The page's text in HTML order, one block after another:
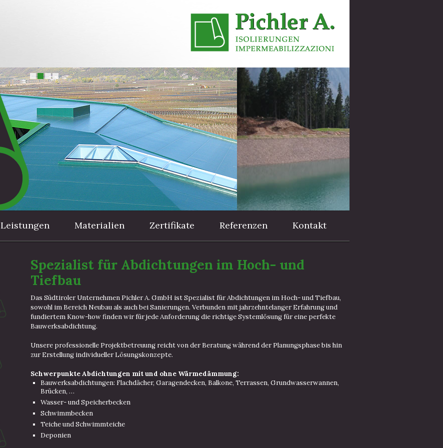
Leistungen Materialien Zertifikate Referenzen Kontakt
Spezialist für Abdichtungen im Hoch- und
Tiefbau
Das Südtiroler Unternehmen Pichler A. GmbH ist Spezialist für Abdichtungen im Hoch- und Tiefbau,
sowohl im Bereich Neubau als auch bei Sanierungen. Verbunden mit jahrzehntelanger Erfahrung und
fundiertem Know-how finden wir für jede Anforderung die richtige Systemlösung für eine perfekte
Bauwerksabdichtung.
Unsere professionelle Projektbetreuung reicht von der Beratung während der Planungsphase bis hin
zur Erstellung individueller Lösungskonzepte.
Schwerpunkte Abdichtungen mit und ohne Wärmedämmung:
Bauwerksabdichtungen: Flachdächer, Garagendecken, Balkone, Terrassen, Grundwasserwannen,
Brücken, …
Wasser- und Speicherbecken
Schwimmbecken
Teiche und Schwimmteiche
Deponien